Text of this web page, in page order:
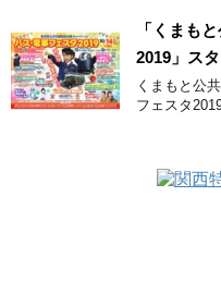
「くまも
2019」ス
くまもと公
フェスタ